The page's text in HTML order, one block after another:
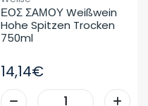
ΕΟΣ ΣΑΜΟΥ Weißwein
Hohe Spitzen Trocken
750ml
14,14€